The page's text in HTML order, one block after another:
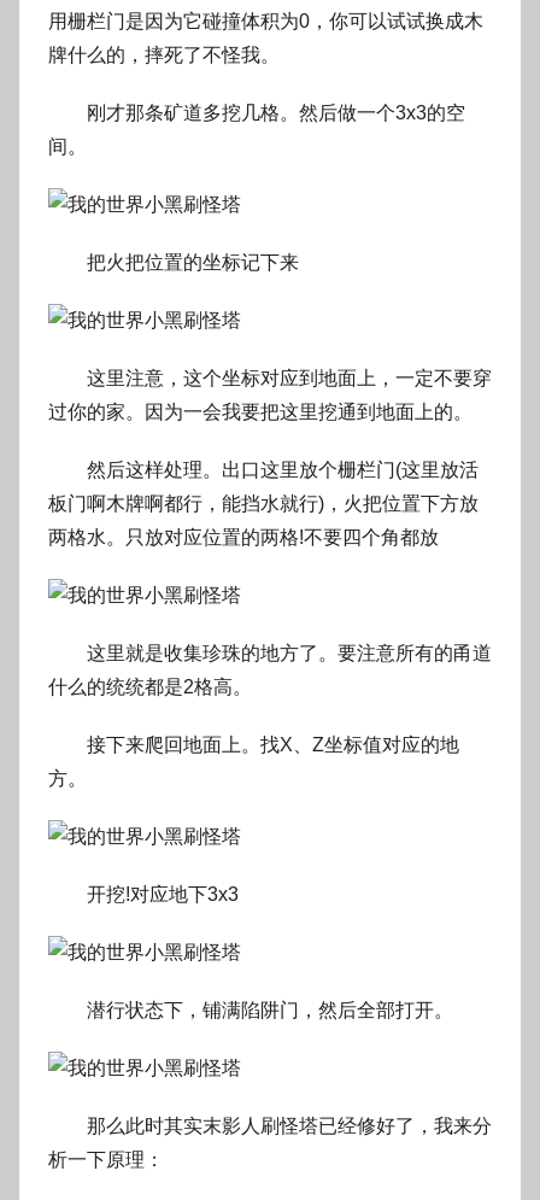
用栅栏门是因为它碰撞体积为0，你可以试试换成木
牌什么的，摔死了不怪我。
刚才那条矿道多挖几格。然后做一个3x3的空
间。
把火把位置的坐标记下来
这里注意，这个坐标对应到地面上，一定不要穿
过你的家。因为一会我要把这里挖通到地面上的。
然后这样处理。出口这里放个栅栏门(这里放活
板门啊木牌啊都行，能挡水就行)，火把位置下方放
两格水。只放对应位置的两格!不要四个角都放
这里就是收集珍珠的地方了。要注意所有的甬道
什么的统统都是2格高。
接下来爬回地面上。找X、Z坐标值对应的地
方。
开挖!对应地下3x3
潜行状态下，铺满陷阱门，然后全部打开。
那么此时其实末影人刷怪塔已经修好了，我来分
析一下原理：